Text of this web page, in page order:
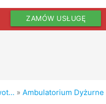
ZAMÓW USŁUGĘ
»Ambulatorium Dyżurne